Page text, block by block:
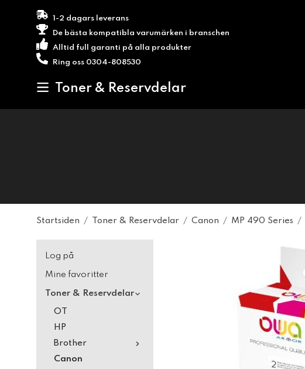
1-2 dagars leverans
De bästa kompatibla varumärken i branschen
Alltid full garanti på alla produkter
Ring oss 0304-808530
Toner & Reservdelar
Startsiden / Toner & Reservdelar / Canon / MP 490 Series /
Log på
Mine favoritter
Toner & Reservdelar
OT
HP
Brother
Canon